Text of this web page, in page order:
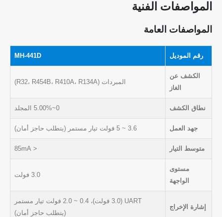
المواصفات الفنية
المواصفات العامة
رقم الموديل MH-441D
الكشف عن
الغاز
المبردات (R32، R454B، R410A، R134A)
نطاق الكشف 0~5.00% المجلد
جهد العمل 3.6 ~ 5 فولت تيار مستمر (يتطلب حاجز أمان)
متوسط ​​التيار < 85mA
مستوى
الواجهة
3.0 فولت
إشارة الإخراج
UART (3.0 فولت)، 0.4 ~ 2.0 فولت تيار مستمر
(يتطلب حاجز أمان)